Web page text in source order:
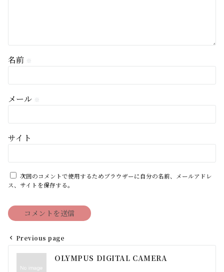
名前 ※
メール ※
サイト
次回のコメントで使用するためブラウザーに自分の名前、メールアドレ
ス、サイトを保存する。
投
Previous page
OLYMPUS DIGITAL CAMERA